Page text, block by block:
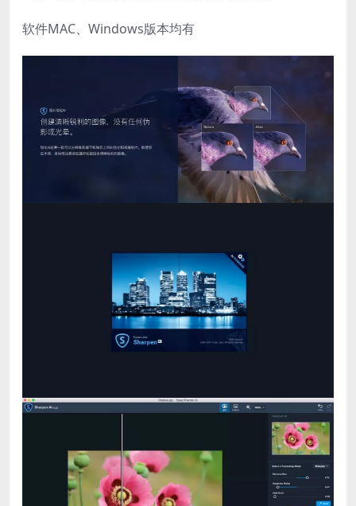
软件MAC、Windows版本均有